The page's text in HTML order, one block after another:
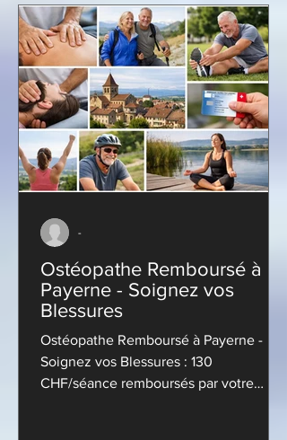
Ostéopathe Remboursé à
Payerne - Soignez vos
Blessures
Ostéopathe Remboursé à Payerne -
Soignez vos Blessures : 130
CHF/séance remboursés par votre
-